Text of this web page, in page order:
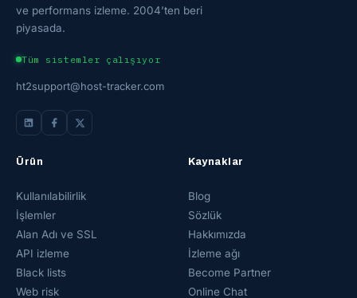
ve performans izleme. 2004’ten beri
piyasada.
Tüm sistemler çalışıyor
ht2support@host-tracker.com
Ürün
Kullanılabilirlik
İşlemler
Alan Adı ve SSL
API izleme
Black lists
Web risk
Kaynaklar
Blog
Sözlük
Hakkımızda
İzleme ağı
Become Partner
Online Chat